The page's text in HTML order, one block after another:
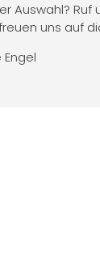
Auswahl? Ruf
uns auf